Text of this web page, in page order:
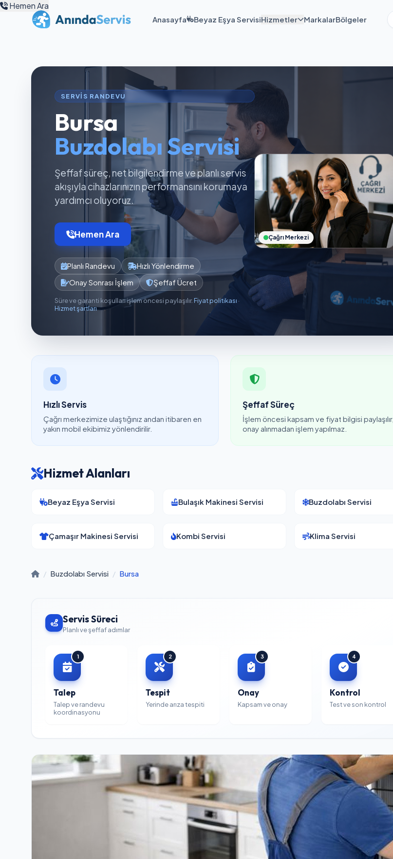
Anasayfa Beyaz Eşya ServisiHizmetler MarkalarBölgeler
Hemen Ara
SERVIS RANDEVU
Bursa
Buzdolabı Servisi
Şeffaf süreç, net bilgilendirme ve planlı servis
akışıyla cihazlarınızın performansını korumaya
yardımcı oluyoruz.
Hemen Ara
Planlı Randevu
Hızlı Yönlendirme
Onay Sonrası İşlem
Şeffaf Ücret
Süre ve garanti koşulları işlem öncesi paylaşılır. Fiyat politikası ·
Hizmet şartları
Çağrı Merkezi
Hızlı Servis
Çağrı merkezimize ulaştığınız andan itibaren en
yakın mobil ekibimiz yönlendirilir.
Şeffaf Süreç
İşlem öncesi kapsam ve fiyat bilgisi paylaşılır,
onay alınmadan işlem yapılmaz.
Hizmet Alanları
Beyaz Eşya Servisi Bulaşık Makinesi Servisi Buzdolabı Servisi
Çamaşır Makinesi Servisi Kombi Servisi Klima Servisi
/ Buzdolabı Servisi / Bursa
Servis Süreci
Planlı ve şeffaf adımlar
1
Talep
Talep ve randevu
koordinasyonu
2
Tespit
Yerinde arıza tespiti
3
Onay
Kapsam ve onay
4
Kontrol
Test ve son kontrol